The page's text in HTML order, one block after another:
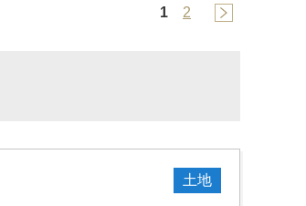
1 2
土地